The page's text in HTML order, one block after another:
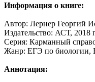
Информация о книге:
Автор: Лернер Георгий
Издательство: АСТ, 2018
Серия: Карманный
Жанр: ЕГЭ по биологии,
Аннотация: